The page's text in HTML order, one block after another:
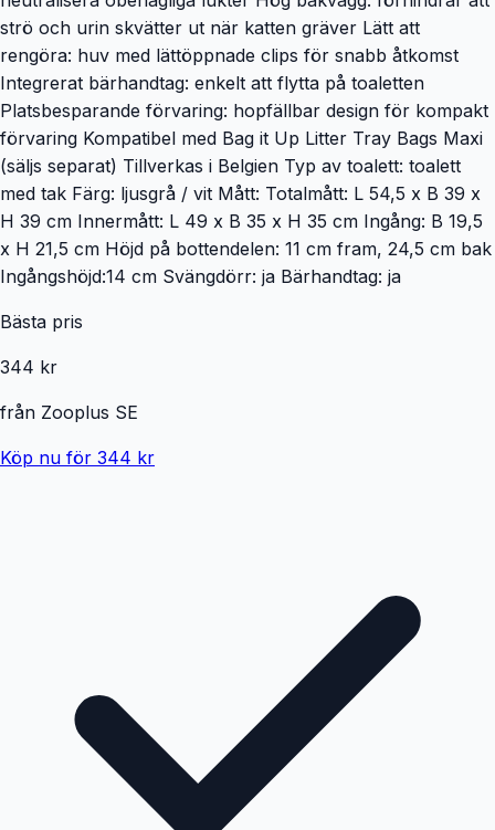
strö och urin skvätter ut när katten gräver Lätt att
rengöra: huv med lättöppnade clips för snabb åtkomst
Integrerat bärhandtag: enkelt att flytta på toaletten
Platsbesparande förvaring: hopfällbar design för kompakt
förvaring Kompatibel med Bag it Up Litter Tray Bags Maxi
(säljs separat) Tillverkas i Belgien Typ av toalett: toalett
med tak Färg: ljusgrå / vit Mått: Totalmått: L 54,5 x B 39 x
H 39 cm Innermått: L 49 x B 35 x H 35 cm Ingång: B 19,5
x H 21,5 cm Höjd på bottendelen: 11 cm fram, 24,5 cm bak
Ingångshöjd:14 cm Svängdörr: ja Bärhandtag: ja
Bästa pris
344 kr
från Zooplus SE
Köp nu för 344 kr